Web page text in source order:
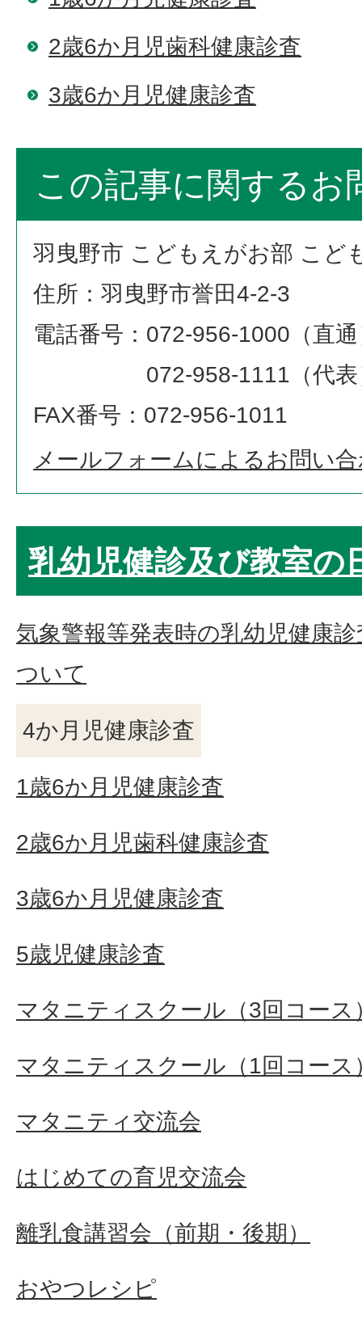
2歳6か月児歯科健康診査
3歳6か月児健康診査
この記事に関するお
羽曳野市 こどもえがお部 こど
住所：羽曳野市誉田4‐2‐3
電話番号：072-956-1000（直
072-958-1111（代表
FAX番号：072-956-1011
メールフォームによるお問い
乳幼児健診及び教室の
気象警報等発表時の乳幼児健康
ついて
4か月児健康診査
1歳6か月児健康診査
2歳6か月児歯科健康診査
3歳6か月児健康診査
5歳児健康診査
マタニティスクール（3回コース
マタニティスクール（1回コース
マタニティ交流会
はじめての育児交流会
離乳食講習会（前期・後期）
おやつレシピ